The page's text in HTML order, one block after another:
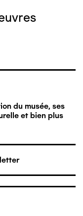
du musée, ses
et bien plus